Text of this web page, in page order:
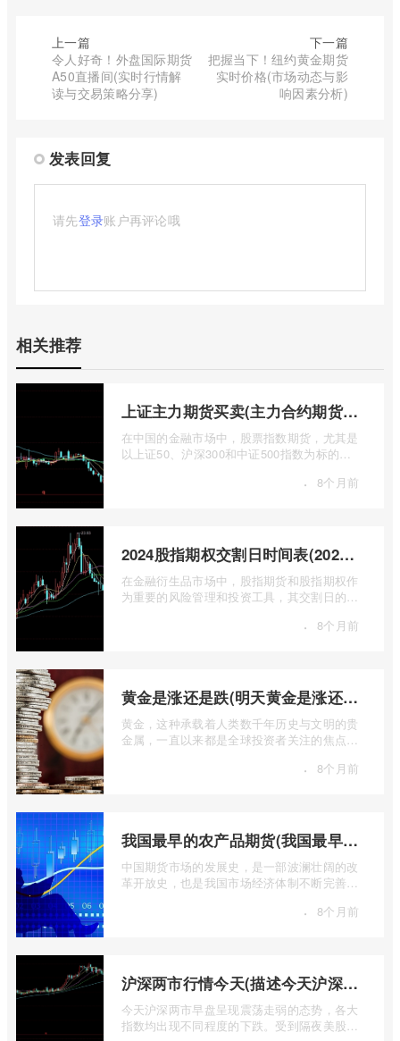
上一篇
令人好奇！外盘国际期货
A50直播间(实时行情解
读与交易策略分享)
下一篇
把握当下！纽约黄金期货
实时价格(市场动态与影
响因素分析)
发表回复
请先登录账户再评论哦
相关推荐
上证主力期货买卖(主力合约期货市场大盘)
在中国的金融市场中，股票指数期货，尤其是
以上证50、沪深300和中证500指数为标的的
· 8个月前
2024股指期权交割日时间表(2024股指期货交割日)
在金融衍生品市场中，股指期货和股指期权作
为重要的风险管理和投资工具，其交割日的设
· 8个月前
黄金是涨还是跌(明天黄金是涨还是跌)
黄金，这种承载着人类数千年历史与文明的贵
金属，一直以来都是全球投资者关注的焦点。
· 8个月前
我国最早的农产品期货(我国最早的农产品期货交易合约的品种是)
中国期货市场的发展史，是一部波澜壮阔的改
革开放史，也是我国市场经济体制不断完善的
· 8个月前
沪深两市行情今天(描述今天沪深两市早盘交易情况)
今天沪深两市早盘呈现震荡走弱的态势，各大
指数均出现不同程度的下跌。受到隔夜美股下